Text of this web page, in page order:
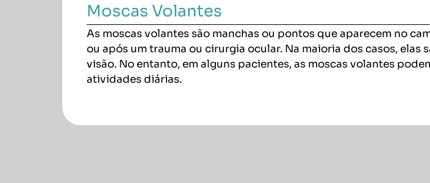
Moscas Volantes
As moscas volantes são manchas ou pontos que aparecem no
ou após um trauma ou cirurgia ocular. Na maioria dos casos,
visão. No entanto, em alguns pacientes, as moscas volantes
atividades diárias.